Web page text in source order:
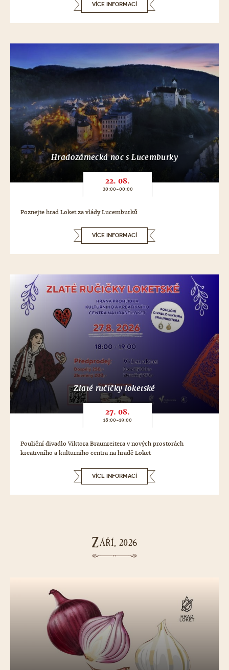
VÍCE INFORMACÍ
Hradozámecká noc s Lucemburky
22. 08.
20:00-00:00
Poznejte hrad Loket za vlády Lucemburků
VÍCE INFORMACÍ
Zlaté ručičky loketské
27. 08.
18:00-19:00
Pouliční divadlo Viktora Braunreitera v nových prostorách
kreativního a kulturního centra na hradě Loket
VÍCE INFORMACÍ
ZÁŘÍ, 2026